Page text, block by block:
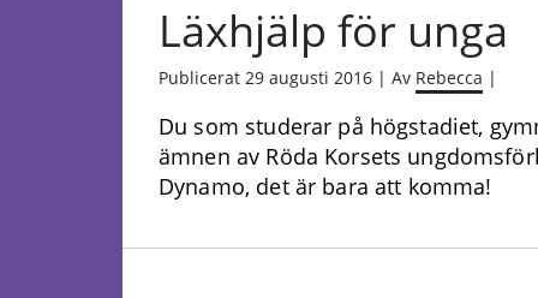
Läxhjälp för unga
Publicerat 29 augusti 2016 | Av Rebecca |
Du som studerar på högstadiet,
ämnen av Röda Korsets
Dynamo, det är bara att komma!